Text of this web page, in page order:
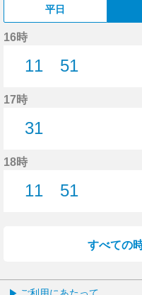
平日
16時
11
51
17時
31
18時
11
51
すべての